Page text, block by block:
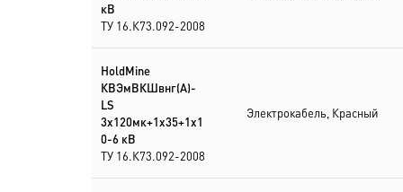
кВ
ТУ 16.К73.092-2008
HoldMine
КВЭмВКШвнг(А)-
LS
3х120мк+1х35+1х1
0-6 кВ
ТУ 16.К73.092-2008
Электрокабель, Красный